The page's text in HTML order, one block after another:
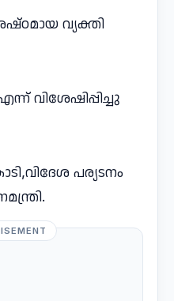
വ്യക്തി
വിശേഷിപ്പിച്ചു
പര്യടനം